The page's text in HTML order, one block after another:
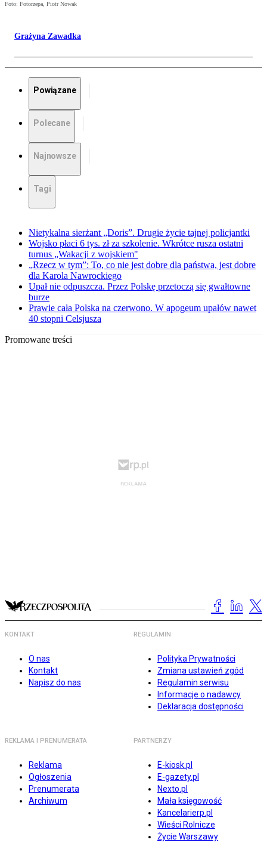
Foto: Fotorzepa, Piotr Nowak
Grażyna Zawadka
Powiązane
Polecane
Najnowsze
Tagi
Nietykalna sierżant „Doris”. Drugie życie tajnej policjantki
Wojsko płaci 6 tys. zł za szkolenie. Wkrótce rusza ostatni
turnus „Wakacji z wojskiem"
„Rzecz w tym”: To, co nie jest dobre dla państwa, jest dobre
dla Karola Nawrockiego
Upał nie odpuszcza. Przez Polskę przetoczą się gwałtowne
burze
Prawie cała Polska na czerwono. W apogeum upałów nawet
40 stopni Celsjusza
Promowane treści
KONTAKT
O nas
Kontakt
Napisz do nas
REGULAMIN
Polityka Prywatności
Zmiana ustawień zgód
Regulamin serwisu
Informacje o nadawcy
Deklaracja dostępności
REKLAMA I PRENUMERATA
Reklama
Ogłoszenia
Prenumerata
Archiwum
PARTNERZY
E-kiosk.pl
E-gazety.pl
Nexto.pl
Mała księgowość
Kancelarierp.pl
Wieści Rolnicze
Życie Warszawy